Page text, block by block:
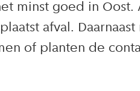
minst goed in Oost.
afval.
of planten de